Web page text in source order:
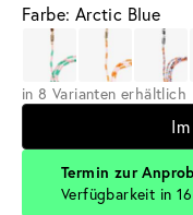
Farbe: Arctic Blue
in 8 Varianten erhältlich
Termin zur
Verfügbarkeit in